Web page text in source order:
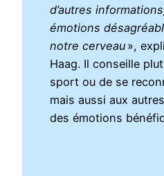
d’autres
émotions
notre cerveau »,
Haag. Il conseille
sport ou de se
mais aussi aux
des émotions